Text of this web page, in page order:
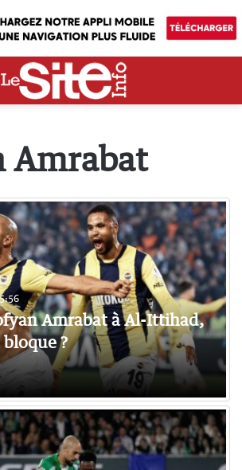
Amrabat
Amrabat à Al-Ittihad,
?